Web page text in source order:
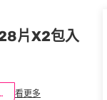
片X2包入
折$30 看更多